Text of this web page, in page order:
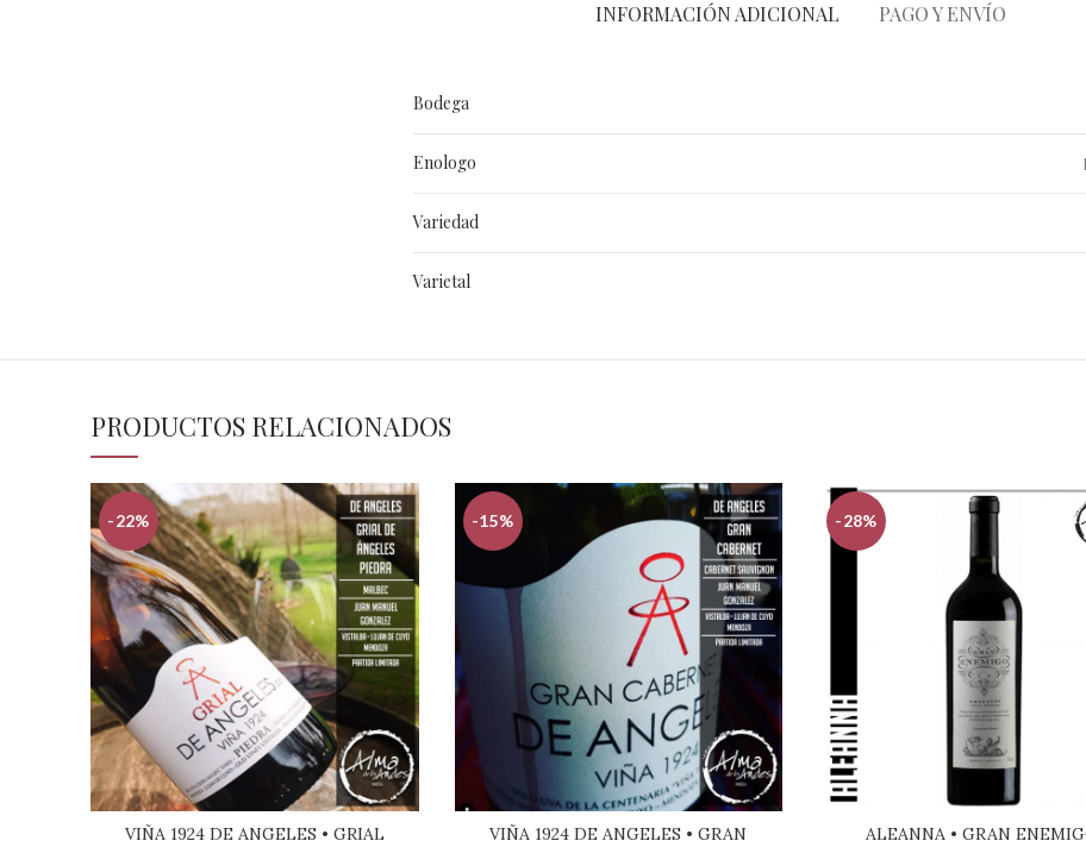
INFORMACIÓN ADICIONAL PAGO Y ENVÍO
Bodega
Enologo
Variedad
Varietal
PRODUCTOS RELACIONADOS
-22%
VIÑA 1924 DE ANGELES • GRIAL
-15%
VIÑA 1924 DE ANGELES • GRAN
-28%
ALEANNA • GRAN